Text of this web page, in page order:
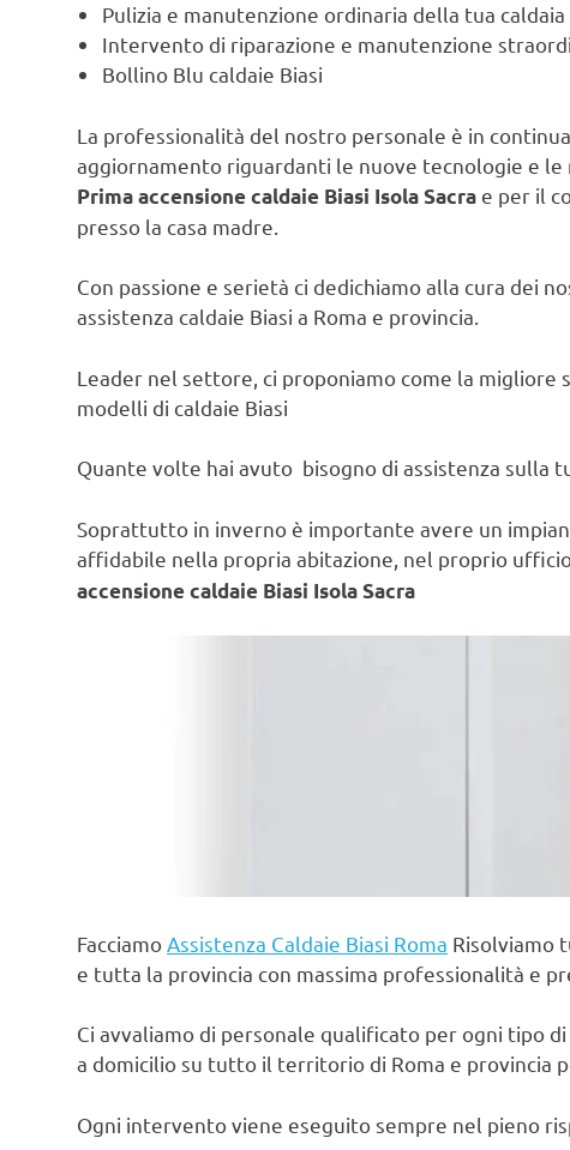
Pulizia e manutenzione ordinaria della tua caldaia
Intervento di riparazione e manutenzione
Bollino Blu caldaie Biasi
La professionalità del nostro personale è in
aggiornamento riguardanti le nuove tecnologie e
Prima accensione caldaie Biasi Isola Sacra e per il
presso la casa madre.
Con passione e serietà ci dedichiamo alla cura dei
assistenza caldaie Biasi a Roma e provincia.
Leader nel settore, ci proponiamo come la
modelli di caldaie Biasi
Quante volte hai avuto bisogno di assistenza sulla
Soprattutto in inverno è importante avere un
affidabile nella propria abitazione, nel proprio
accensione caldaie Biasi Isola Sacra
Facciamo Assistenza Caldaie Biasi Roma Risolviamo
e tutta la provincia con massima professionalità e
Ci avvaliamo di personale qualificato per ogni tipo
a domicilio su tutto il territorio di Roma e provincia
Ogni intervento viene eseguito sempre nel pieno